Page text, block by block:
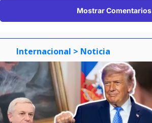
Mostrar Comentarios
Internacional > Noticia